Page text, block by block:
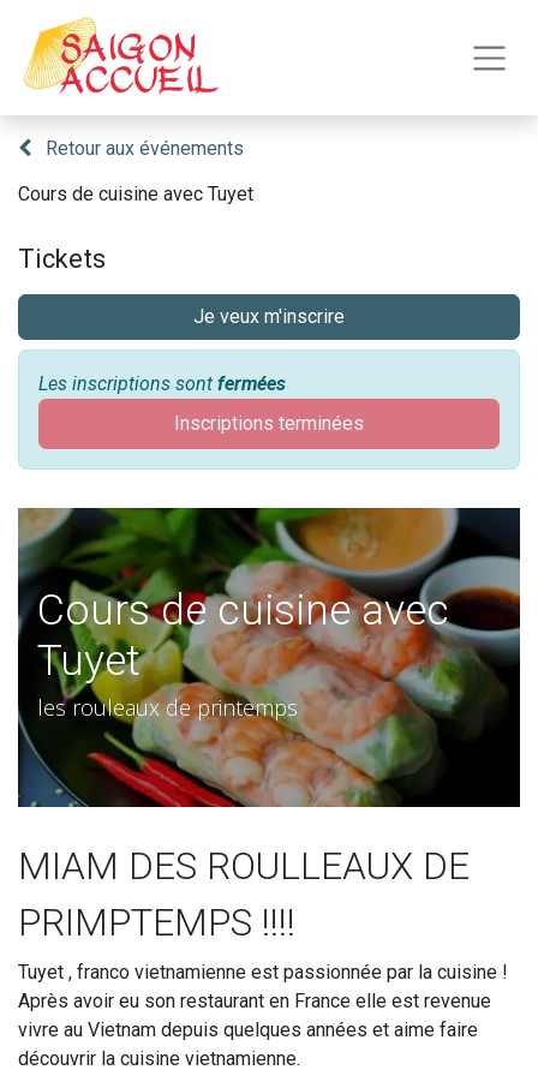
Retour aux événements
Cours de cuisine avec Tuyet
Tickets
Je veux m'inscrire
Les inscriptions sont fermées
Inscriptions terminées
Cours de cuisine avec
Tuyet
les rouleaux de printemps
MIAM DES ROULLEAUX DE
PRIMPTEMPS !!!!
Tuyet , franco vietnamienne est passionnée par la cuisine !
Après avoir eu son restaurant en France elle est revenue
vivre au Vietnam depuis quelques années et aime faire
découvrir la cuisine vietnamienne.